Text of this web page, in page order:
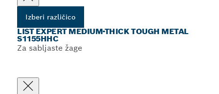
Izberi različico
LIST EXPERT MEDIUM-THICK TOUGH METAL
S1155HHC
Za sabljaste žage